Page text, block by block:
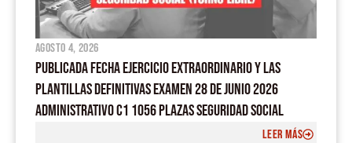
agosto 4, 2026
PUBLICADA FECHA EJERCICIO EXTRAORDINARIO Y LAS
PLANTILLAS DEFINITIVAS EXAMEN 28 DE JUNIO 2026
ADMINISTRATIVO C1 1056 PLAZAS SEGURIDAD SOCIAL
LEER MÁS